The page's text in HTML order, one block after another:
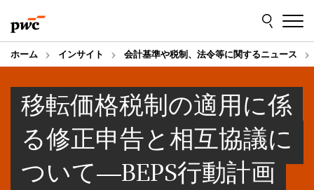
to
content
to
footer
ホーム インサイト 会計基準や税制、法令等に関するニュース
移転価格税制の適用に係
る修正申告と相互協議に
ついて―BEPS行動計画